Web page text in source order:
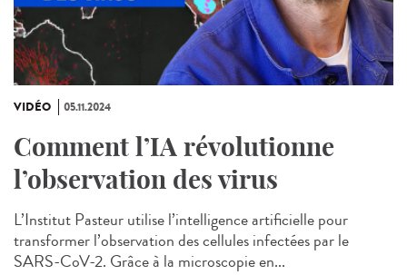
VIDÉO 05.11.2024
Comment l’IA révolutionne
l’observation des virus
L’Institut Pasteur utilise l’intelligence artificielle pour
transformer l’observation des cellules infectées par le
SARS-CoV-2. Grâce à la microscopie en...